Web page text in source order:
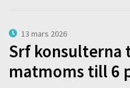
13 mars 2026
Srf konsulterna
matmoms till 6